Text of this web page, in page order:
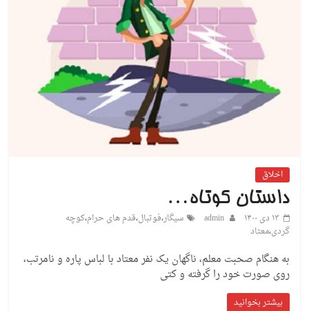
اخلاق
داستان کوتاه…
۱۳ دی ۱۴۰۰ admin سیگار،فوتبال،قدم های حرام،کوچه
گردی،معتاد
به هنگام صحبت معلم، ناگهان یک نفر معتاد با لباس پاره و نامرتب،
روی صورت خود را گرفته و کتی
بیشتر بخوانید